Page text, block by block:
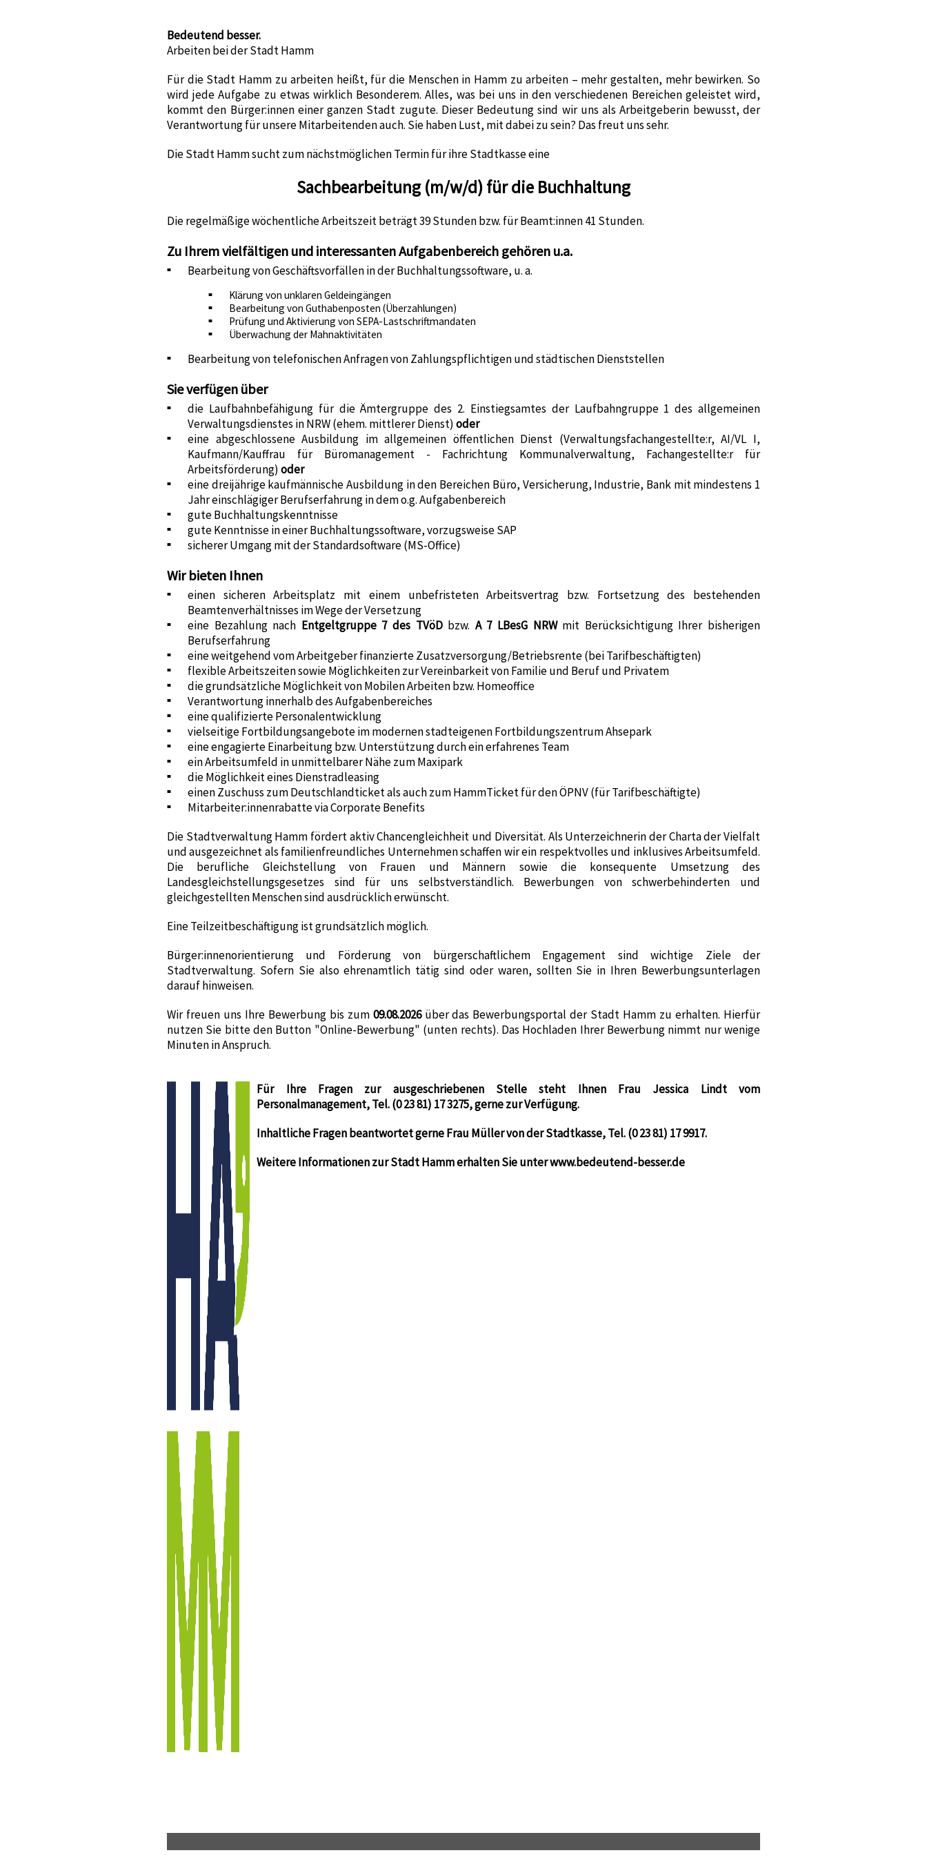
Bedeutend besser.
Arbeiten bei der Stadt Hamm
Für die Stadt Hamm zu arbeiten heißt, für die Menschen in Hamm zu arbeiten – mehr gestalten, mehr bewirken. So
wird jede Aufgabe zu etwas wirklich Besonderem. Alles, was bei uns in den verschiedenen Bereichen geleistet wird,
kommt den Bürger:innen einer ganzen Stadt zugute. Dieser Bedeutung sind wir uns als Arbeitgeberin bewusst, der
Verantwortung für unsere Mitarbeitenden auch. Sie haben Lust, mit dabei zu sein? Das freut uns sehr.
Die Stadt Hamm sucht zum nächstmöglichen Termin für ihre Stadtkasse eine
Sachbearbeitung (m/w/d) für die Buchhaltung
Die regelmäßige wöchentliche Arbeitszeit beträgt 39 Stunden bzw. für Beamt:innen 41 Stunden.
Zu Ihrem vielfältigen und interessanten Aufgabenbereich gehören u.a.
Bearbeitung von Geschäftsvorfällen in der Buchhaltungssoftware, u. a.
Klärung von unklaren Geldeingängen
Bearbeitung von Guthabenposten (Überzahlungen)
Prüfung und Aktivierung von SEPA-Lastschriftmandaten
Überwachung der Mahnaktivitäten
Bearbeitung von telefonischen Anfragen von Zahlungspflichtigen und städtischen Dienststellen
Sie verfügen über
die Laufbahnbefähigung für die Ämtergruppe des 2. Einstiegsamtes der Laufbahngruppe 1 des allgemeinen
Verwaltungsdienstes in NRW (ehem. mittlerer Dienst) oder
eine abgeschlossene Ausbildung im allgemeinen öffentlichen Dienst (Verwaltungsfachangestellte:r, AI/VL I,
Kaufmann/Kauffrau für Büromanagement - Fachrichtung Kommunalverwaltung, Fachangestellte:r für
Arbeitsförderung) oder
eine dreijährige kaufmännische Ausbildung in den Bereichen Büro, Versicherung, Industrie, Bank mit mindestens 1
Jahr einschlägiger Berufserfahrung in dem o.g. Aufgabenbereich
gute Buchhaltungskenntnisse
gute Kenntnisse in einer Buchhaltungssoftware, vorzugsweise SAP
sicherer Umgang mit der Standardsoftware (MS-Office)
Wir bieten Ihnen
einen sicheren Arbeitsplatz mit einem unbefristeten Arbeitsvertrag bzw. Fortsetzung des bestehenden
Beamtenverhältnisses im Wege der Versetzung
eine Bezahlung nach Entgeltgruppe 7 des TVöDbzw. A 7 LBesG NRWmit Berücksichtigung Ihrer bisherigen
Berufserfahrung
eine weitgehend vom Arbeitgeber finanzierte Zusatzversorgung/Betriebsrente (bei Tarifbeschäftigten)
flexible Arbeitszeiten sowie Möglichkeiten zur Vereinbarkeit von Familie und Beruf und Privatem
die grundsätzliche Möglichkeit von Mobilen Arbeiten bzw. Homeoffice
Verantwortung innerhalb des Aufgabenbereiches
eine qualifizierte Personalentwicklung
vielseitige Fortbildungsangebote im modernen stadteigenen Fortbildungszentrum Ahsepark
eine engagierte Einarbeitung bzw. Unterstützung durch ein erfahrenes Team
ein Arbeitsumfeld in unmittelbarer Nähe zum Maxipark
die Möglichkeit eines Dienstradleasing
einen Zuschuss zum Deutschlandticket als auch zum HammTicket für den ÖPNV (für Tarifbeschäftigte)
Mitarbeiter:innenrabatte via Corporate Benefits
Die Stadtverwaltung Hamm fördert aktiv Chancengleichheit und Diversität. Als Unterzeichnerin der Charta der Vielfalt
und ausgezeichnet als familienfreundliches Unternehmen schaffen wir ein respektvolles und inklusives Arbeitsumfeld.
Die berufliche Gleichstellung von Frauen und Männern sowie die konsequente Umsetzung des
Landesgleichstellungsgesetzes sind für uns selbstverständlich. Bewerbungen von schwerbehinderten und
gleichgestellten Menschen sind ausdrücklich erwünscht.
Eine Teilzeitbeschäftigung ist grundsätzlich möglich.
Bürger:innenorientierung und Förderung von bürgerschaftlichem Engagement sind wichtige Ziele der
Stadtverwaltung. Sofern Sie also ehrenamtlich tätig sind oder waren, sollten Sie in Ihren Bewerbungsunterlagen
darauf hinweisen.
Wir freuen uns Ihre Bewerbung bis zum 09.08.2026über das Bewerbungsportal der Stadt Hamm zu erhalten. Hierfür
nutzen Sie bitte den Button "Online-Bewerbung" (unten rechts). Das Hochladen Ihrer Bewerbung nimmt nur wenige
Minuten in Anspruch.
Für Ihre Fragen zur ausgeschriebenen Stelle steht Ihnen Frau Jessica Lindt vom
Personalmanagement, Tel. (0 23 81) 17 3275, gerne zur Verfügung.
Inhaltliche Fragen beantwortet gerne Frau Müller von der Stadtkasse, Tel. (0 23 81) 17 9917.
Weitere Informationen zur Stadt Hamm erhalten Sie unter www.bedeutend-besser.de